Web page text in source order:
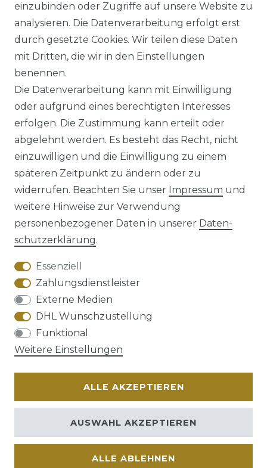
Langarm Business Hemd
(144262600)
UVP 49,99 €
ab 47,99 € *
inkl. ges. MwSt. Versandkosten
Impressum Daten­schutz­erklärung
AGB Barrierefreiheitserklärung
Widerrufs­recht
einzubinden oder Zugriffe auf unsere Website zu
analysieren. Die Datenverarbeitung erfolgt erst
durch gesetzte Cookies. Wir teilen diese Daten
mit Dritten, die wir in den Einstellungen
benennen.
Die Datenverarbeitung kann mit Einwilligung
oder aufgrund eines berechtigten Interesses
erfolgen. Die Zustimmung kann erteilt oder
abgelehnt werden. Es besteht das Recht, nicht
einzuwilligen und die Einwilligung zu einem
späteren Zeitpunkt zu ändern oder zu
widerrufen. Beachten Sie unser Impressum und
weitere Hinweise zur Verwendung
personenbezogener Daten in unserer Daten­
schutz­erklärung.
Essenziell
Zahlungsdienstleister
Externe Medien
DHL Wunschzustellung
Funktional
Weitere Einstellungen
ALLE AKZEPTIEREN
ALLE ABLEHNEN
AUSWAHL AKZEPTIEREN